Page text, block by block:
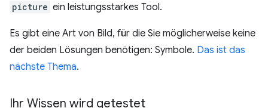
picture ein leistungsstarkes Tool.
Es gibt eine Art von Bild, für die Sie möglicherweise keine
der beiden Lösungen benötigen: Symbole. Das ist das
nächste Thema.
Ihr Wissen wird getestet